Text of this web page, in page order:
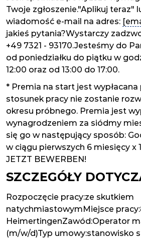
Twoje zgłoszenie."Aplikuj teraz"
wiadomość e-mail na adres:
jakieś pytania?Wystarczy
+49 7321 - 93170.Jesteśmy do
od poniedziałku do piątku w
12:00 oraz od 13:00 do 17:00.
* Premia na start jest
stosunek pracy nie zostanie
okresu próbnego. Premia jest
wynagrodzeniem za siódmy
się go w następujący sposób:
w ciągu pierwszych 6 miesięcy x
JETZT BEWERBEN!
SZCZEGÓŁY
Rozpoczęcie pracy:ze skutkiem
natychmiastowymMiejsce
HeimertingenZawód:Operator
(m/w/d)Typ umowy:stanowisko